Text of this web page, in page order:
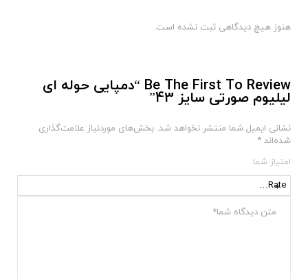
هنوز هیچ دیدگاهی ثبت نشده است.
Be The First To Review “دمپایی حوله ای
لیلیوم صورتی سایز 43”
نشانی ایمیل شما منتشر نخواهد شد. بخش‌های موردنیاز علامت‌گذاری
شده‌اند *
امتیاز شما